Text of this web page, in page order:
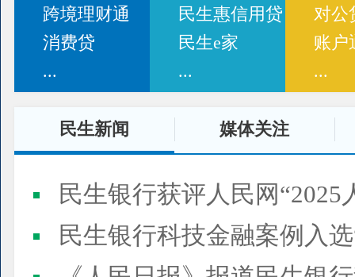
跨境理财通
消费贷
...
民生惠信用贷
民生e家
...
对公
账户
...
民生新闻 媒体关注
民生银行获评人民网“2025
民生银行科技金融案例入选“2025人民